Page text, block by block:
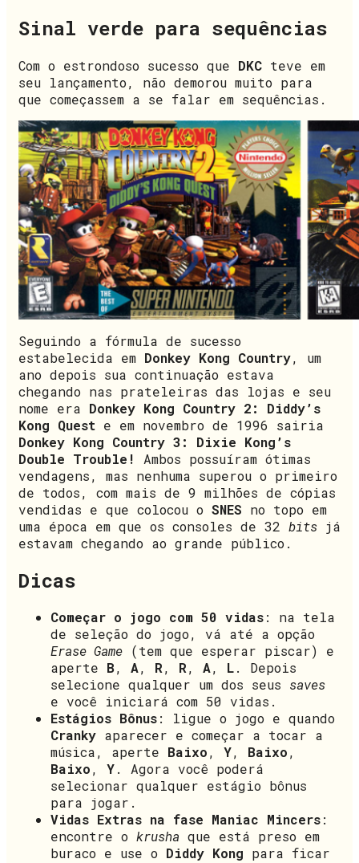
Sinal verde para sequências
Com o estrondoso sucesso que DKC teve em
seu lançamento, não demorou muito para
que começassem a se falar em sequências.
Seguindo a fórmula de sucesso
estabelecida em Donkey Kong Country, um
ano depois sua continuação estava
chegando nas prateleiras das lojas e seu
nome era Donkey Kong Country 2: Diddy’s
Kong Quest e em novembro de 1996 sairia
Donkey Kong Country 3: Dixie Kong’s
Double Trouble!
Ambos possuíram ótimas
vendagens, mas nenhuma superou o primeiro
de todos, com mais de 9 milhões de cópias
vendidas e que colocou o SNES no topo em
uma época em que os consoles de 32 bits já
estavam chegando ao grande público.
Dicas
Começar o jogo com 50 vidas: na tela
de seleção do jogo, vá até a opção
Erase Game (tem que esperar piscar) e
aperte B, A, R, R, A, L. Depois
selecione qualquer um dos seus saves
e você iniciará com 50 vidas.
Estágios Bônus: ligue o jogo e quando
Cranky aparecer e começar a tocar a
música, aperte Baixo, Y, Baixo,
Baixo, Y. Agora você poderá
selecionar qualquer estágio bônus
para jogar.
Vidas Extras na fase Maniac Mincers:
encontre o krusha que está preso em
buraco e use o Diddy Kong para ficar